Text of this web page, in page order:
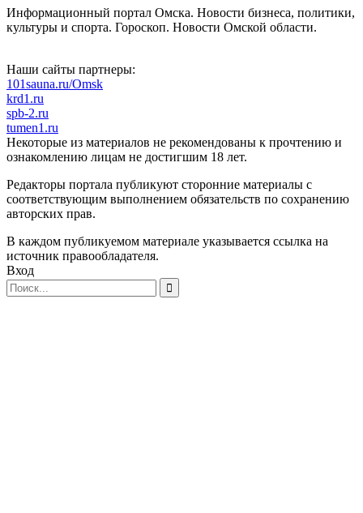
Информационный портал Омска. Новости бизнеса, политики,
культуры и спорта. Гороскоп. Новости Омской области.
Наши сайты партнеры:
101sauna.ru/Omsk
krd1.ru
spb-2.ru
tumen1.ru
Некоторые из материалов не рекомендованы к прочтению и
ознакомлению лицам не достигшим 18 лет.
Редакторы портала публикуют сторонние материалы с
соответствующим выполнением обязательств по сохранению
авторских прав.
В каждом публикуемом материале указывается ссылка на
источник правообладателя.
Вход